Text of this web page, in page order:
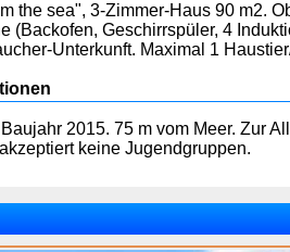
the sea", 3-Zimmer-Haus 90 m2.
(Backofen, Geschirrspüler, 4
Unterkunft. Maximal 1
2015. 75 m vom Meer. Zur
keine Jugendgruppen.